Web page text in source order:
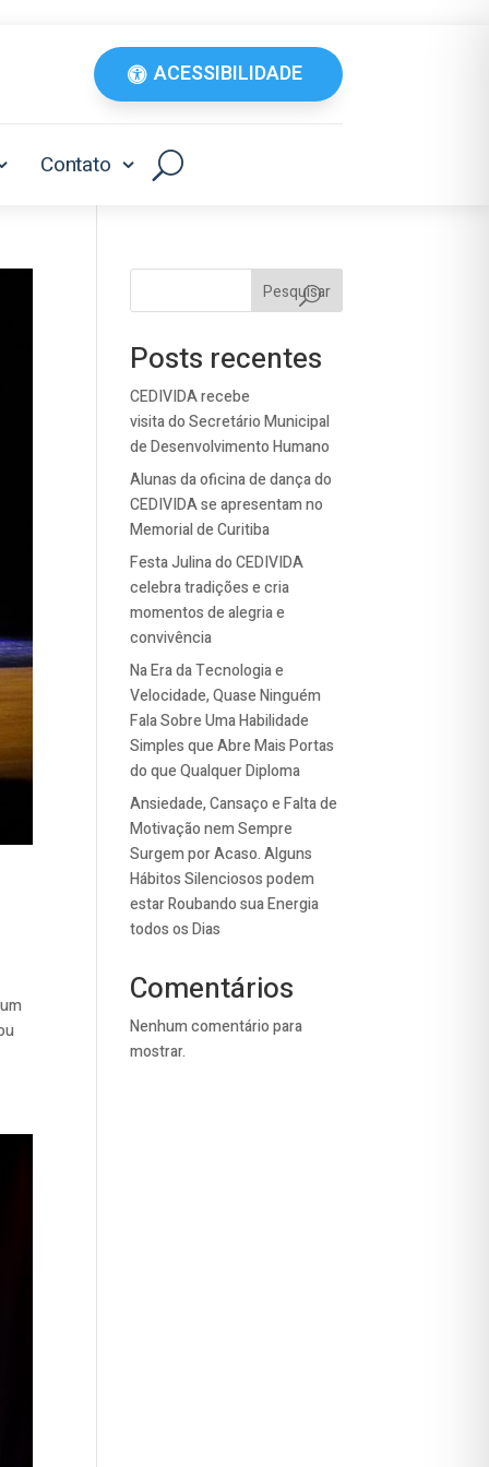
ACESSIBILIDADE
Contato
Pesquisar
Posts recentes
CEDIVIDA recebe
visita do Secretário Municipal
de Desenvolvimento Humano
Alunas da oficina de dança do
CEDIVIDA se apresentam no
Memorial de Curitiba
Festa Julina do CEDIVIDA
celebra tradições e cria
momentos de alegria e
convivência
Na Era da Tecnologia e
Velocidade, Quase Ninguém
Fala Sobre Uma Habilidade
Simples que Abre Mais Portas
do que Qualquer Diploma
Ansiedade, Cansaço e Falta de
Motivação nem Sempre
Surgem por Acaso. Alguns
Hábitos Silenciosos podem
estar Roubando sua Energia
todos os Dias
Comentários
Nenhum comentário para
mostrar.